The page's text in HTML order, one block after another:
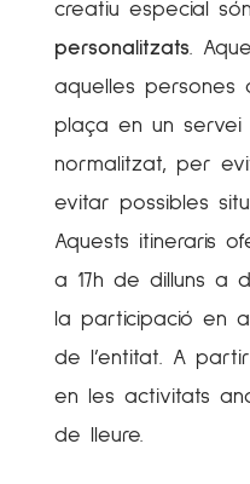
creatiu especial
personalitzats.
aquelles persones
plaça en un servei
normalitzat, per
evitar possibles
Aquests itineraris
a 17h de dilluns a
la participació en
de l’entitat. A
en les activitats
de lleure.